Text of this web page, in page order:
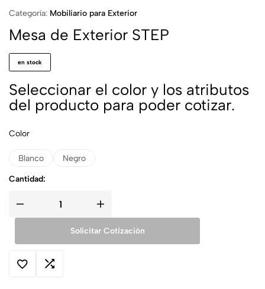
Categoría: Mobiliario para Exterior
Mesa de Exterior STEP
en stock
Seleccionar el color y los atributos
del producto para poder cotizar.
Color
Blanco Negro
Cantidad:
Solicitar Cotización